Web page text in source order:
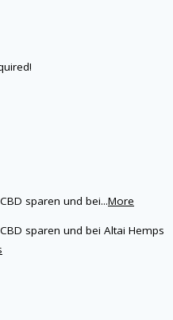
sparen und bei...More
sparen und bei Altai Hemps